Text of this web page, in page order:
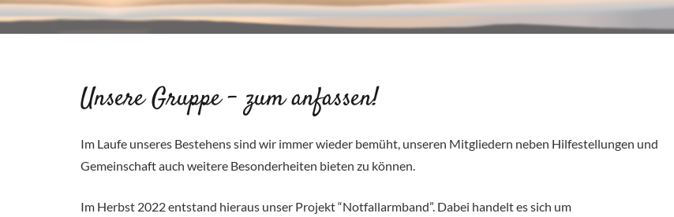
Unsere Gruppe – zum anfassen!
Im Laufe unseres Bestehens sind wir immer wieder bemüht, unseren Mitgliedern neben Hilfestellungen und
Gemeinschaft auch weitere Besonderheiten bieten zu können.
Im Herbst 2022 entstand hieraus unser Projekt “Notfallarmband”. Dabei handelt es sich um